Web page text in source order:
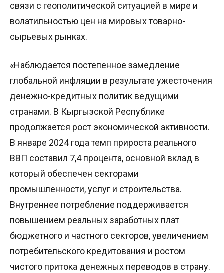
связи с геополитической ситуацией в мире и
волатильностью цен на мировых товарно-
сырьевых рынках.
«Наблюдается постепенное замедление
глобальной инфляции в результате ужесточения
денежно-кредитных политик ведущими
странами. В Кыргызской Республике
продолжается рост экономической активности.
В январе 2024 года темп прироста реального
ВВП составил 7,4 процента, основной вклад в
который обеспечен секторами
промышленности, услуг и строительства.
Внутреннее потребление поддерживается
повышением реальных заработных плат
бюджетного и частного секторов, увеличением
потребительского кредитования и ростом
чистого притока денежных переводов в страну.